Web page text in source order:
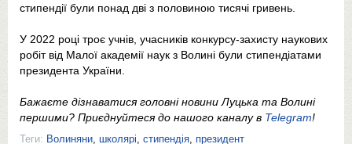
стипендії були понад дві з половиною тисячі гривень.
У 2022 році троє учнів, учасників конкурсу-захисту наукових
робіт від Малої академії наук з Волині були стипендіатами
президента України.
Бажаєте дізнаватися головні новини Луцька та Волині
першими? Приєднуйтеся до нашого каналу в Telegram!
Теги: Волиняни, школярі, стипендія, президент